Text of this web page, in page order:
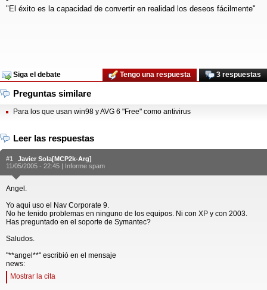
"El éxito es la capacidad de convertir en realidad los deseos fácilmente"
Siga el debate 3 respuestas
Tengo una respuesta
Preguntas similare
Para los que usan win98 y AVG 6 "Free" como antivirus
Leer las respuestas
#1
Javier Sola[MCP2k-Arg]
11/05/2005 - 22:45 | Informe spam
Angel.
Yo aqui uso el Nav Corporate 9.
No he tenido problemas en ninguno de los equipos. Ni con XP y con 2003.
Has preguntado en el soporte de Symantec?
Saludos.
"**angel**" escribió en el mensaje
news:
Mostrar la cita